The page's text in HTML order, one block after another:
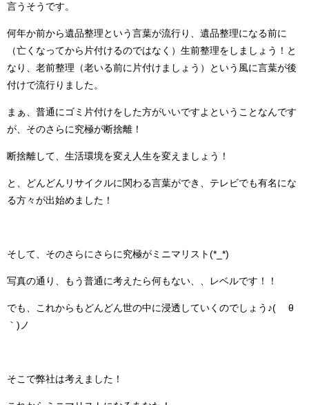
言うそうです。
何年か前から遺品整理という言葉が流行り、遺品整理になる前に
（亡くなってから片付けるのではなく）生前整理をしましょう！と
なり、老前整理（老いる前に片付けましょう）という風に言葉が後
付けで流行りました。
まぁ、普通にゴミ片付けをした方がいいですよということなんです
が、そのさらに究極が断捨離！
断捨離して、生活環境を変え人生を変えましょう！
と、どんどんリサイクルに関わる言葉ができ、テレビでも有名にな
る方々が出始めました！
そして、そのさらにさらに究極がミニマリスト(*_*)
写真の通り、もう普通に考えたら何もない、、レベルです！！
でも、これからもどんどん世の中に浸透していくのでしょう♪( ´θ
｀)ノ
そこで弊社は考えました！